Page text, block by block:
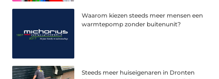
Waarom kiezen steeds meer mensen een
warmtepomp zonder buitenunit?
Steeds meer huiseigenaren in Dronten